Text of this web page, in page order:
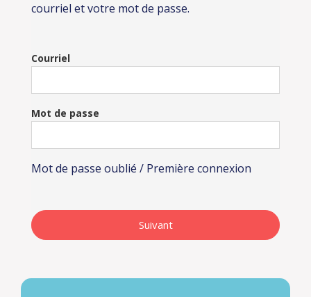
courriel et votre mot de passe.
Courriel
Mot de passe
Mot de passe oublié / Première connexion